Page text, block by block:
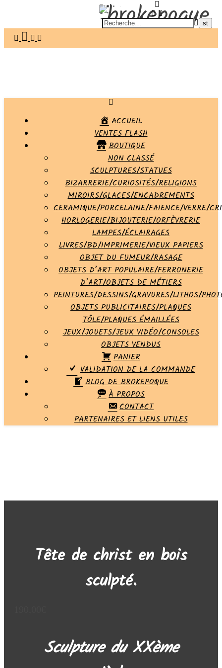
ACCUEIL
VENTES FLASH
BOUTIQUE
NON CLASSÉ
SCULPTURES/STATUES
BIZARRERIE/CURIOSITÉS/RELIGIONS
MIROIRS/GLACES/ENCADREMENTS
CERAMIQUE/PORCELAINE/FAIENCE/VERRE/
HORLOGERIE/BIJOUTERIE/ORFÈVRERIE
LAMPES/ÉCLAIRAGES
LIVRES/BD/IMPRIMERIE/VIEUX PAPIERS
OBJET DU FUMEUR/RASAGE
OBJETS D’ART POPULAIRE/FERRONERIE
D’ART/OBJETS DE MÉTIERS
PEINTURES/DESSINS/GRAVURES/LITHOS/
OBJETS PUBLICITAIRES/PLAQUES
TÔLE/PLAQUES ÉMAILLÉES
JEUX/JOUETS/JEUX VIDÉO/CONSOLES
OBJETS VENDUS
PANIER
VALIDATION DE LA COMMANDE
BLOG DE BROKEPOQUE
À PROPOS
CONTACT
PARTENAIRES ET LIENS UTILES
Tête de christ en bois
sculpté.
Sculpture du XXème